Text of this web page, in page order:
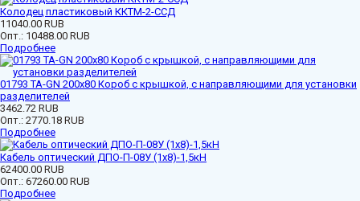
Колодец пластиковый ККТМ-2-ССД
11040.00 RUB
Опт.: 10488.00 RUB
Подробнее
01793 ТА-GN 200x80 Короб с крышкой, с направляющими для установки
разделителей
3462.72 RUB
Опт.: 2770.18 RUB
Подробнее
Кабель оптический ДПО-П-08У (1х8)-1,5кН
62400.00 RUB
Опт.: 67260.00 RUB
Подробнее